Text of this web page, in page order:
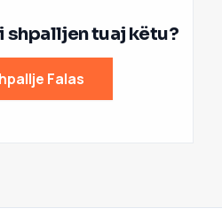
shpalljen tuaj këtu?
Falas